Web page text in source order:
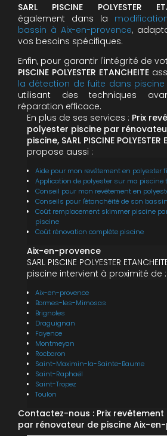
SARL PISCINE POLYESTER
également dans la
bassin à Aix-en-provence,
vos besoins spécifiques.
Enfin, pour garantir l'intégrité de
PISCINE POLYESTER ETANCHEITE
la détection de fuite dans
utilisant des techniques
réparation efficace.
En plus de ses services : Prix
polyester piscine par
piscine, SARL PISCINE POLYESTER
propose aussi :
Aide pour mon revêtement en polyester
Application de polyester sur ma piscine
Conseil pour mon revêtement en
Conseils pour l'étanchéité de son bassin
Coût remplacement skimmer piscine
piscine
Coût rénovation complète piscine
Aix-en-provence
SARL PISCINE POLYESTER
piscine intervient à proximité de :
Aix-en-provence
Bormes-les-Mimosas
Brignoles
Draguignan
Fayence
Montmeyan
Rocbaron
Saint-Maximin-la-Sainte-Baume
Saint-Raphaël
Saint-Tropez
Toulon
Contactez-nous : Prix
par rénovateur de piscine Aix-